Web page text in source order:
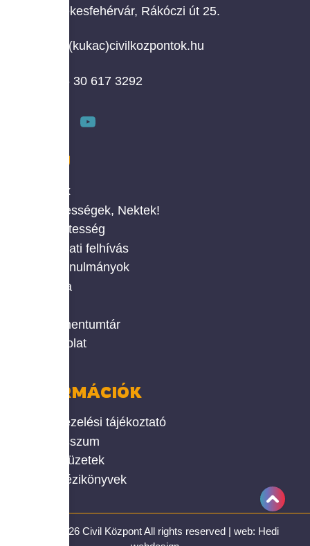
Székesfehérvár, Rákóczi út 25.
info(kukac)civilkozpontok.hu
+36 30 617 3292
MENÜ
Rólunk
Érdekességek, Nektek!
Önkéntesség
Pályázati felhívás
Civil tanulmányok
Galéria
Dokumentumtár
Kapcsolat
INFORMÁCIÓK
Adatkezelési tájékoztató
Impresszum
Okos füzetek
Civil kézikönyvek
1990-2026 Civil Központ All rights reserved | web: Hedi